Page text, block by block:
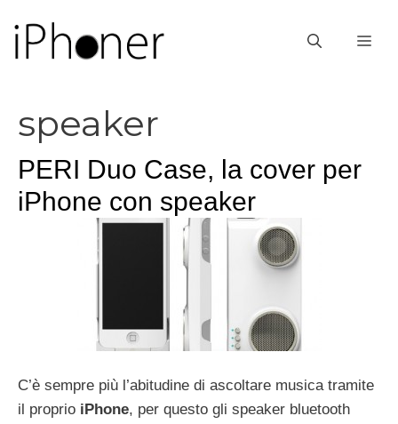
contenuto
speaker
PERI Duo Case, la cover per
iPhone con speaker
C’è sempre più l’abitudine di ascoltare musica tramite
il proprio iPhone, per questo gli speaker bluetooth